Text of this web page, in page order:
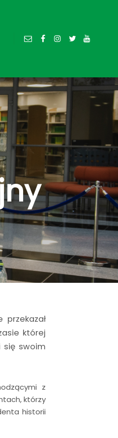
której
się swoim
z
którzy
historii